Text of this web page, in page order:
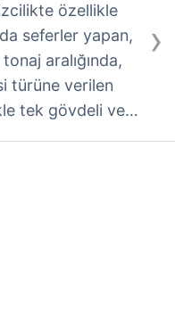
›
özellikle
seferler yapan,
aralığında,
türüne verilen
tek gövdeli ve…